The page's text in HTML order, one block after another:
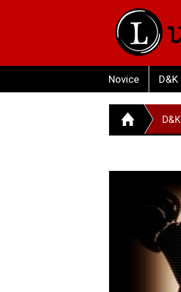
Novice D&K
D&K